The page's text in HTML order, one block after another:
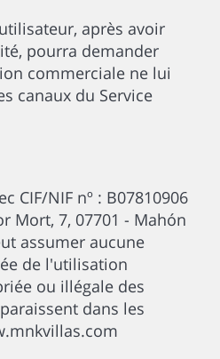
après avoir
pourra demander
commerciale ne lui
canaux du Service
CIF/NIF nº : B07810906
Mort, 7, 07701 - Mahón
assumer aucune
de l'utilisation
ou illégale des
dans les